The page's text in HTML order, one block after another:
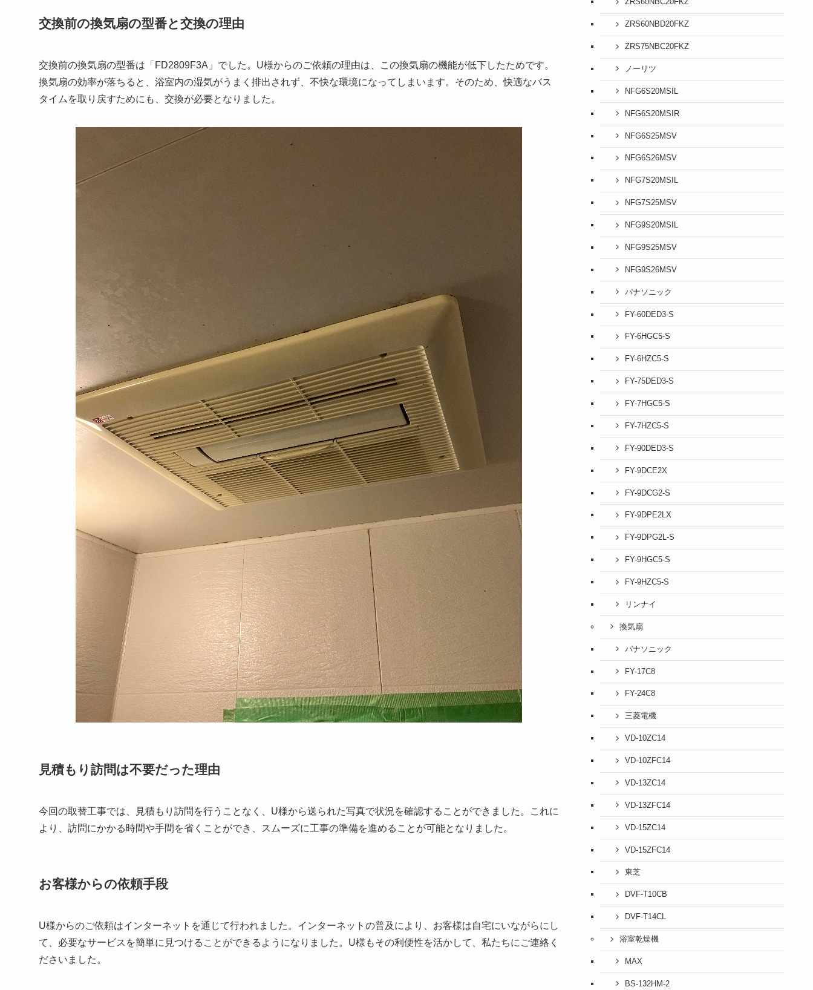
交換前の換気扇の型番と交換の理由
交換前の換気扇の型番は「FD2809F3A」でした。U様からのご依頼の理由は、この換気扇の機能が低下したためです。
換気扇の効率が落ちると、浴室内の湿気がうまく排出されず、不快な環境になってしまいます。そのため、快適なバス
タイムを取り戻すためにも、交換が必要となりました。
見積もり訪問は不要だった理由
今回の取替工事では、見積もり訪問を行うことなく、U様から送られた写真で状況を確認することができました。これに
より、訪問にかかる時間や手間を省くことができ、スムーズに工事の準備を進めることが可能となりました。
お客様からの依頼手段
U様からのご依頼はインターネットを通じて行われました。インターネットの普及により、お客様は自宅にいながらにし
て、必要なサービスを簡単に見つけることができるようになりました。U様もその利便性を活かして、私たちにご連絡く
ださいました。
ZRS60NBC20FKZ
ZRS60NBD20FKZ
ZRS75NBC20FKZ
ノーリツ
NFG6S20MSIL
NFG6S20MSIR
NFG6S25MSV
NFG6S26MSV
NFG7S20MSIL
NFG7S25MSV
NFG9S20MSIL
NFG9S25MSV
NFG9S26MSV
パナソニック
FY-60DED3-S
FY-6HGC5-S
FY-6HZC5-S
FY-75DED3-S
FY-7HGC5-S
FY-7HZC5-S
FY-90DED3-S
FY-9DCE2X
FY-9DCG2-S
FY-9DPE2LX
FY-9DPG2L-S
FY-9HGC5-S
FY-9HZC5-S
リンナイ
換気扇
パナソニック
FY-17C8
FY-24C8
三菱電機
VD-10ZC14
VD-10ZFC14
VD-13ZC14
VD-13ZFC14
VD-15ZC14
VD-15ZFC14
東芝
DVF-T10CB
DVF-T14CL
浴室乾燥機
MAX
BS-132HM-2